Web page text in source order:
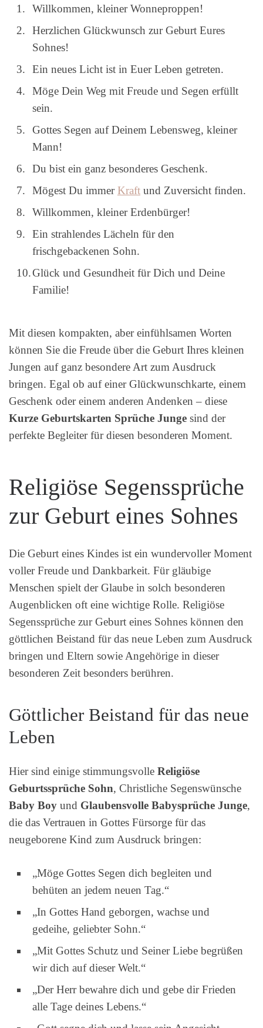
Willkommen, kleiner Wonneproppen!
Herzlichen Glückwunsch zur Geburt Eures
Sohnes!
Ein neues Licht ist in Euer Leben getreten.
Möge Dein Weg mit Freude und Segen erfüllt
sein.
Gottes Segen auf Deinem Lebensweg, kleiner
Mann!
Du bist ein ganz besonderes Geschenk.
Mögest Du immerKraft und Zuversicht finden.
Willkommen, kleiner Erdenbürger!
Ein strahlendes Lächeln für den
frischgebackenen Sohn.
Glück und Gesundheit für Dich und Deine
Familie!
Mit diesen kompakten, aber einfühlsamen Worten
können Sie die Freude über die Geburt Ihres kleinen
Jungen auf ganz besondere Art zum Ausdruck
bringen. Egal ob auf einer Glückwunschkarte, einem
Geschenk oder einem anderen Andenken – diese
Kurze Geburtskarten Sprüche Junge sind der
perfekte Begleiter für diesen besonderen Moment.
Religiöse Segenssprüche
zur Geburt eines Sohnes
Die Geburt eines Kindes ist ein wundervoller Moment
voller Freude und Dankbarkeit. Für gläubige
Menschen spielt der Glaube in solch besonderen
Augenblicken oft eine wichtige Rolle. Religiöse
Segenssprüche zur Geburt eines Sohnes können den
göttlichen Beistand für das neue Leben zum Ausdruck
bringen und Eltern sowie Angehörige in dieser
besonderen Zeit besonders berühren.
Göttlicher Beistand für das neue
Leben
Hier sind einige stimmungsvolle Religiöse
Geburtssprüche Sohn, Christliche Segenswünsche
Baby Boy und Glaubensvolle Babysprüche Junge,
die das Vertrauen in Gottes Fürsorge für das
neugeborene Kind zum Ausdruck bringen:
„Möge Gottes Segen dich begleiten und
behüten an jedem neuen Tag.“
„In Gottes Hand geborgen, wachse und
gedeihe, geliebter Sohn.“
„Mit Gottes Schutz und Seiner Liebe begrüßen
wir dich auf dieser Welt.“
„Der Herr bewahre dich und gebe dir Frieden
alle Tage deines Lebens.“